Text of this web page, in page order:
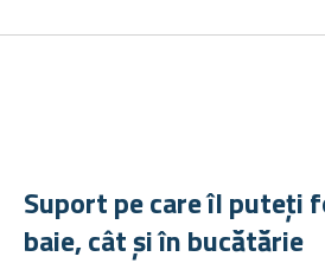
Suport pe care îl puteți
baie, cât și în bucătărie